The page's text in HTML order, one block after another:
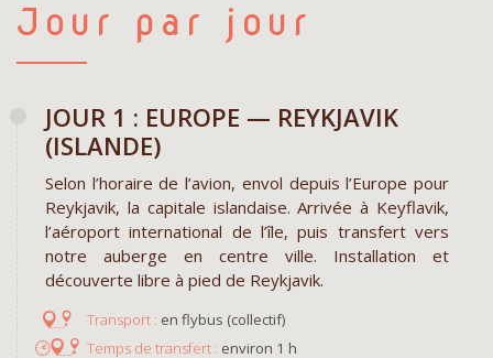
Jour par jour
JOUR 1 : EUROPE — REYKJAVIK
(ISLANDE)
Selon l’horaire de l’avion, envol depuis l’Europe pour
Reykjavik, la capitale islandaise. Arrivée à Keyflavik,
l’aéroport international de l’île, puis transfert vers
notre auberge en centre ville. Installation et
découverte libre à pied de Reykjavik.
en flybus (collectif)
environ 1 h